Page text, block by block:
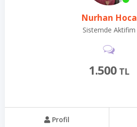
Nurhan Hoca
Sistemde Aktifim
1.500 TL
Profil